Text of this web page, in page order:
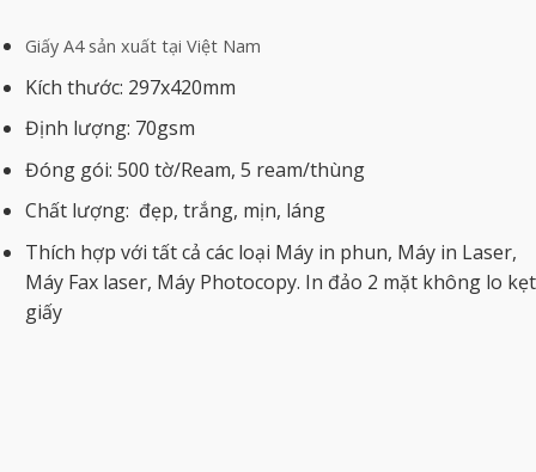
Giấy A4 sản xuất tại Việt Nam
Kích thước: 297x420mm
Định lượng: 70gsm
Đóng gói: 500 tờ/Ream, 5 ream/thùng
Chất lượng: đẹp, trắng, mịn, láng
Thích hợp với tất cả các loại Máy in phun, Máy in Laser,
Máy Fax laser, Máy Photocopy. In đảo 2 mặt không lo kẹt
giấy